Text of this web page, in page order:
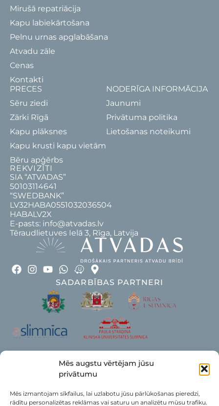
Mēs augstu vērtējam jūsu
privātumu
Mēs izmantojam sīkfailus, lai uzlabotu jūsu pārlūkošanas pieredzi,
rādītu personalizētas reklāmas vai saturu un analizētu mūsu trafiku.
Mirušā repatriācija
Kapu labiekārtošana
Pelnu urnas apglabāšana
Atvadu zāle
Cenas
Kontakti
PRECES
Sēru ziedi
Zārki Rīgā
Kapu plāksnes
Kapu krusti kapu vietām
Bēru apģērbs
NODERĪGA INFORMĀCIJA
Jaunumi
Privātuma politika
Lietošanas noteikumi
REKVIZĪTI
SIA “ATVADAS”
50103114641
“SWEDBANK”
LV32HABA0551032036504
HABALV2X
E-pasts: info@atvadas.lv
Tēraudlietuves Ielā 3, Rīga, Latvija
SADARBĪBAS PARTNERI